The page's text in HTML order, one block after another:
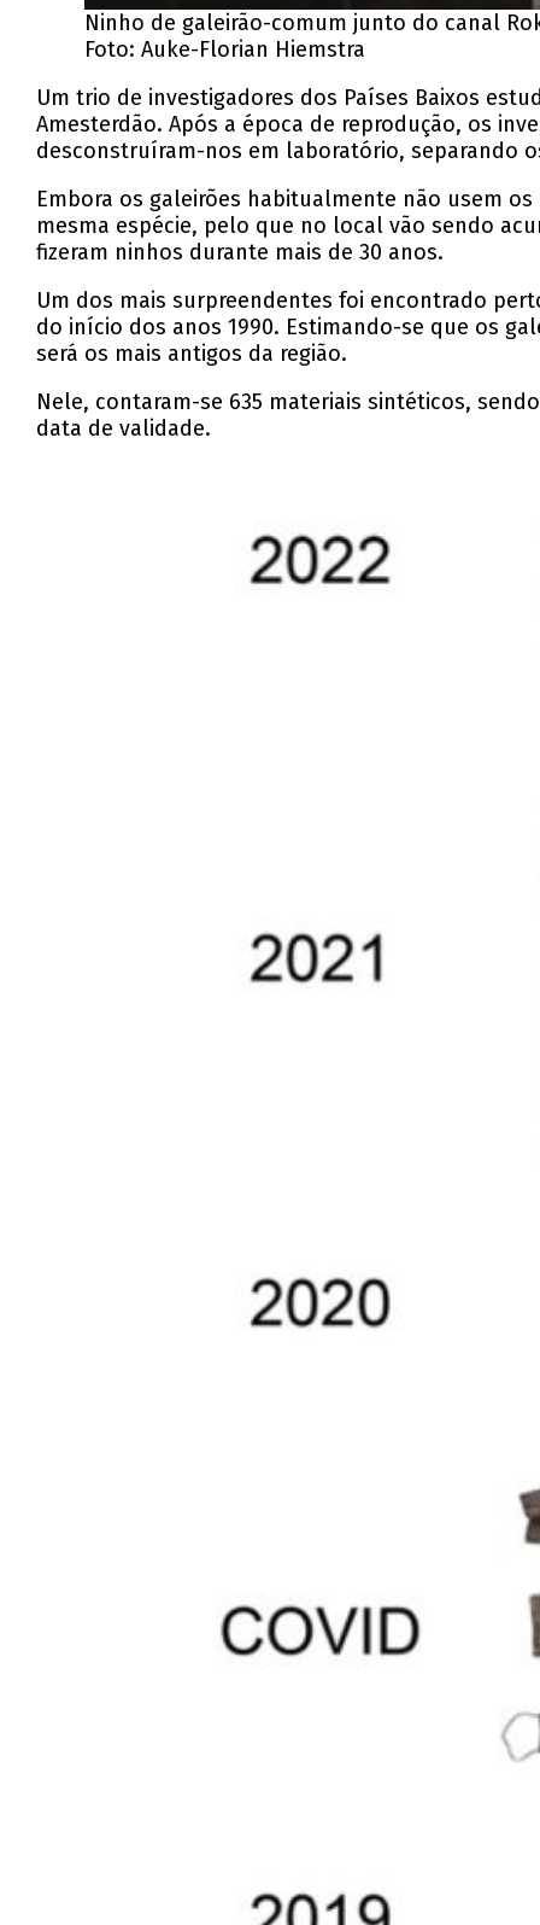
Ninho de galeirão-comum junto do canal
Foto: Auke-Florian Hiemstra
Um trio de investigadores dos Países Baixos
Amesterdão. Após a época de reprodução, os
desconstruíram-nos em laboratório, separando
Embora os galeirões habitualmente não usem
mesma espécie, pelo que no local vão sendo
fizeram ninhos durante mais de 30 anos.
Um dos mais surpreendentes foi encontrado
do início dos anos 1990. Estimando-se que os
será os mais antigos da região.
Nele, contaram-se 635 materiais sintéticos,
data de validade.